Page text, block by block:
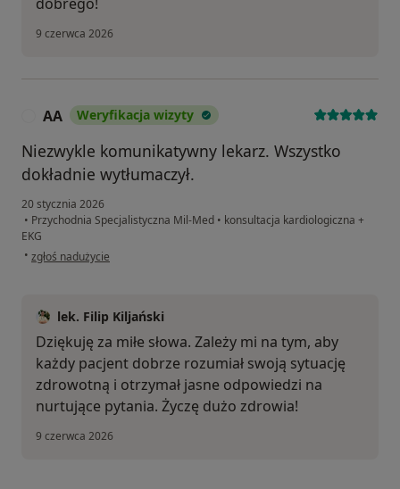
dobrego!
9 czerwca 2026
AA Weryfikacja wizyty
Niezwykle komunikatywny lekarz. Wszystko
dokładnie wytłumaczył.
20 stycznia 2026
• Przychodnia Specjalistyczna Mil-Med • konsultacja kardiologiczna +
EKG
• w opinii użytkownika AA
zgłoś nadużycie
lek. Filip Kiljański
Dziękuję za miłe słowa. Zależy mi na tym, aby
każdy pacjent dobrze rozumiał swoją sytuację
zdrowotną i otrzymał jasne odpowiedzi na
nurtujące pytania. Życzę dużo zdrowia!
9 czerwca 2026